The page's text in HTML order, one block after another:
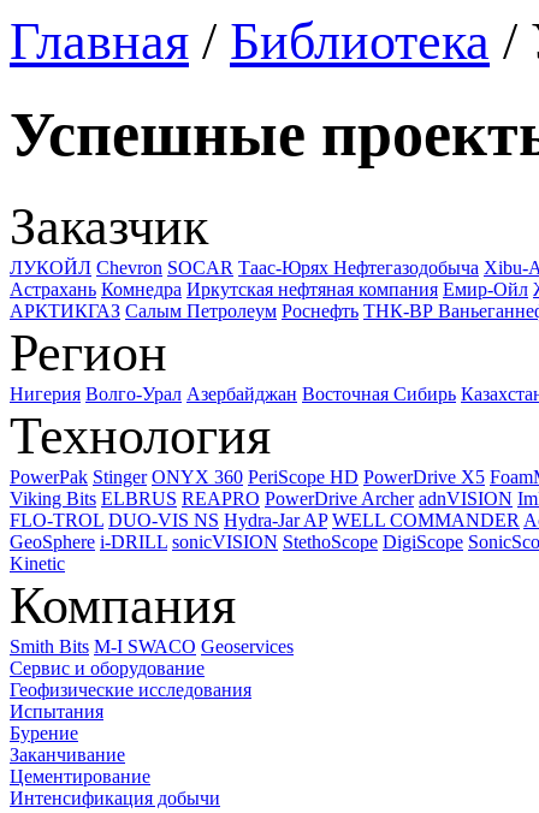
Главная / Библиотека /
Успешные
Заказчик
ЛУКОЙЛ Chevron SOCAR Таас-Юрях Нефтегазодобыча Xibu-
Астрахань Комнедра Иркутская нефтяная компания Емир-Ойл
АРКТИКГАЗ Салым Петролеум Роснефть ТНК-ВР
Регион
Нигерия Волго-Урал Азербайджан Восточная Сибирь
Технология
PowerPak Stinger ONYX 360 PeriScope HD PowerDrive X5
Viking Bits ELBRUS REAPRO PowerDrive Archer adnVISION
FLO-TROL DUO-VIS NS Hydra-Jar AP WELL COMMANDER
GeoSphere i-DRILL sonicVISION StethoScope DigiScope
Kinetic
Компания
Smith Bits M-I SWACO Geoservices
Сервис и оборудование
Геофизические исследования
Испытания
Бурение
Заканчивание
Цементирование
Интенсификация добычи